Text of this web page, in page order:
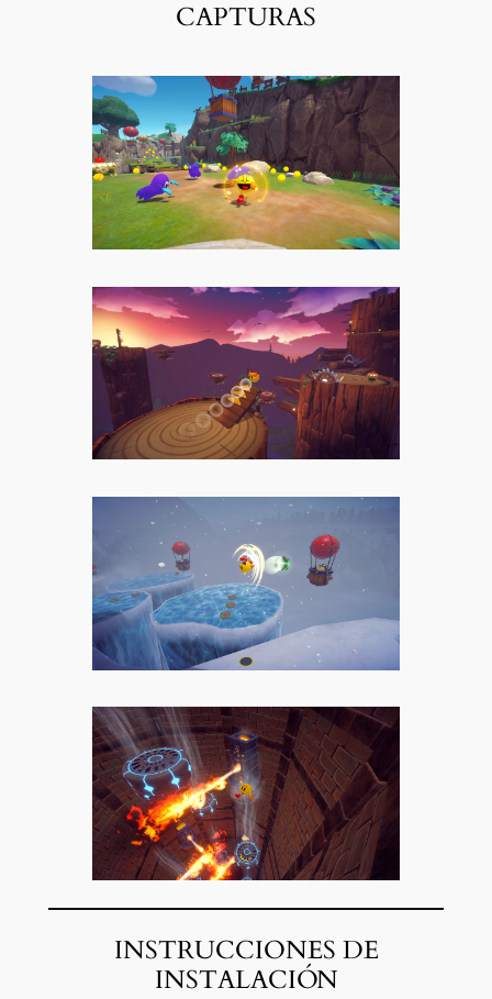
CAPTURAS
INSTRUCCIONES DE
INSTALACIÓN